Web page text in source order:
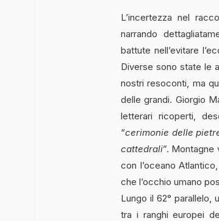
L’incertezza nel
narrando
battute nell’evitare
Diverse sono state le
nostri resoconti, ma
delle grandi. Giorgio
letterari ricoperti,
“cerimonie delle
cattedrali”.
con l’oceano
che l’occhio umano
Lungo il 62° parallelo,
tra i ranghi europei